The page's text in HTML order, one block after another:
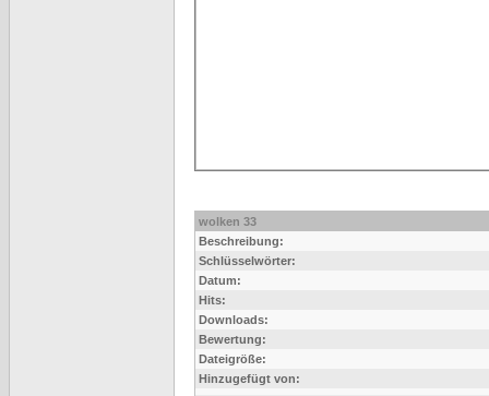
wolken 33
Beschreibung:
Schlüsselwörter:
Datum:
Hits:
Downloads:
Bewertung:
Dateigröße:
Hinzugefügt von: